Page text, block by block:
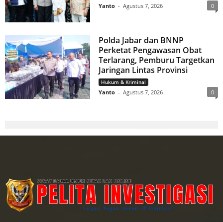
Yanto - Agustus 7, 2026 0
Polda Jabar dan BNNP
Perketat Pengawasan Obat
Terlarang, Pemburu Targetkan
Jaringan Lintas Provinsi
Hukum & Kriminal
Yanto - Agustus 7, 2026 0